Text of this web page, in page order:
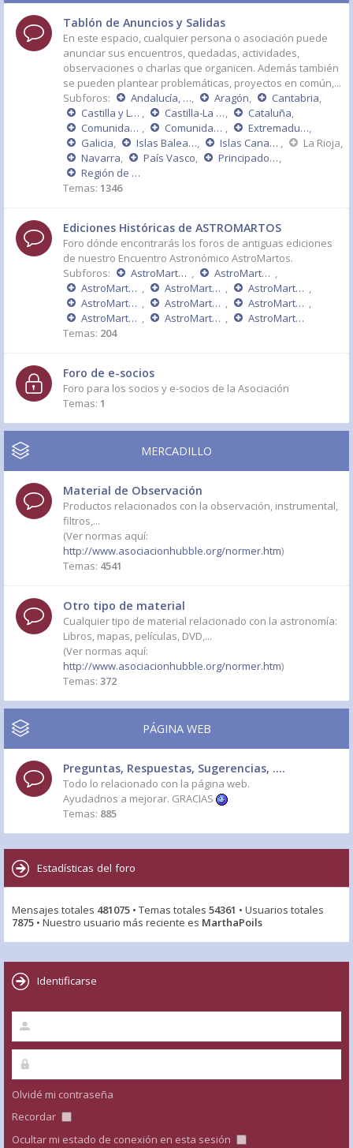
Tablón de Anuncios y Salidas
En este espacio, cualquier persona o asociación puede
anunciar sus encuentros, quedadas, actividades,
observaciones o charlas que organicen. Además también
se pueden plantear problemáticas, proyectos en común,...
Subforos:
Andalucía, Ceuta y Melilla , Aragón, Cantabria,
Castilla y León
, Castilla-La Mancha , Cataluña,
Comunidad de Madrid
, Comunidad Valenciana , Extremadura
,
Galicia, Islas Baleares , Islas Canarias , La Rioja,
Navarra, País Vasco, Principado de Asturias
,
Región de Murcia
Temas: 1346
Ediciones Históricas de ASTROMARTOS
Foro dónde encontrarás los foros de antiguas ediciones
de nuestro Encuentro Astronómico AstroMartos.
Subforos:
AstroMartos 2015 , AstroMartos 2014
,
AstroMartos 2013
, AstroMartos 2011 - DÉCIMO ANIVERSARIO , AstroMartos 2010
,
AstroMartos 2009
, AstroMartos 2008 , AstroMartos 2007
,
AstroMartos 2006
, AstroMartos 2005 ,
AstroMartos 2004
Temas: 204
Foro de e-socios
Foro para los socios y e-socios de la Asociación
Temas: 1
MERCADILLO
Material de Observación
Productos relacionados con la observación, instrumental,
filtros,...
(Ver normas aquí:
http://www.asociacionhubble.org/normer.htm)
Temas: 4541
Otro tipo de material
Cualquier tipo de material relacionado con la astronomía:
Libros, mapas, películas, DVD,...
(Ver normas aquí:
http://www.asociacionhubble.org/normer.htm)
Temas: 372
PÁGINA WEB
Preguntas, Respuestas, Sugerencias, ....
Todo lo relacionado con la página web.
Ayudadnos a mejorar. GRACIAS
Temas: 885
Estadísticas del foro
Mensajes totales 481075 • Temas totales 54361 • Usuarios totales
7875 • Nuestro usuario más reciente es MarthaPoils
Identificarse
Olvidé mi contraseña
Recordar
Ocultar mi estado de conexión en esta sesión